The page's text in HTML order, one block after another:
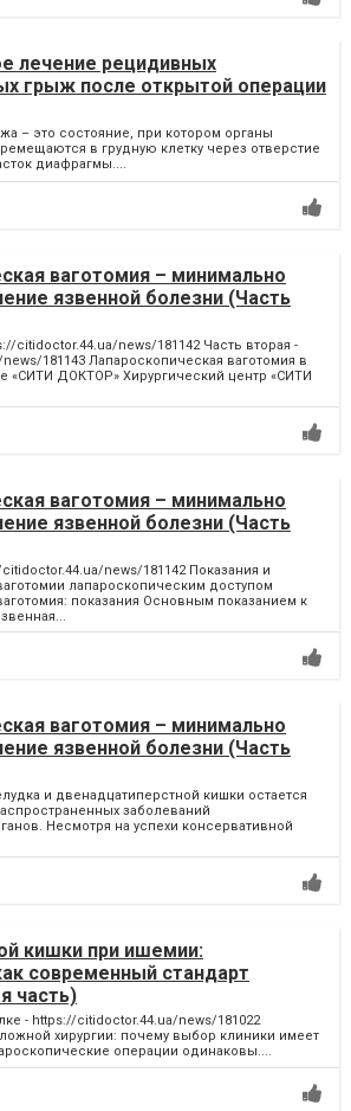
лечение рецидивных
грыж после открытой операции
– это состояние, при котором органы
в грудную клетку через отверстие
диафрагмы....
ваготомия – минимально
язвенной болезни (Часть
citidoctor.44.ua/news/181142 Часть вторая -
181143 Лапароскопическая ваготомия в
«СИТИ ДОКТОР» Хирургический центр «СИТИ
ваготомия – минимально
язвенной болезни (Часть
news/181142 Показания и
лапароскопическим доступом
показания Основным показанием к
ваготомия – минимально
язвенной болезни (Часть
и двенадцатиперстной кишки остается
заболеваний
Несмотря на успехи консервативной
кишки при ишемии:
современный стандарт
часть)
- https://citidoctor.44.ua/news/181022
хирургии: почему выбор клиники имеет
операции одинаковы....